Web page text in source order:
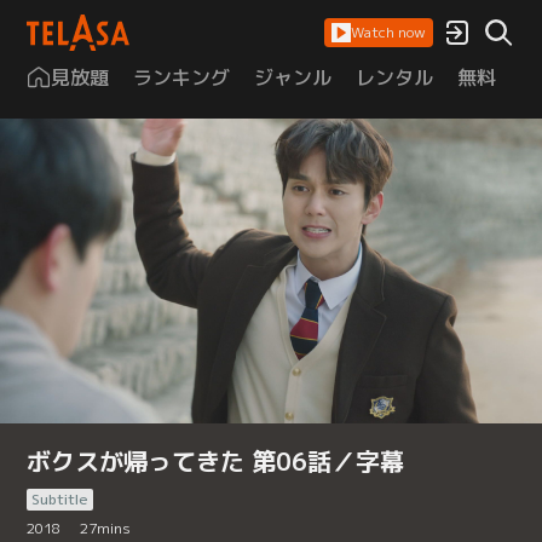
Watch now
見放題 ランキング ジャンル レンタル 無料
ボクスが帰ってきた 第06話／字幕
Subtitle
2018
27mins